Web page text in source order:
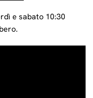
e sabato 10:30